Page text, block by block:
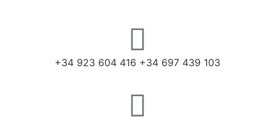
+34 923 604 416 +34 697 439 103